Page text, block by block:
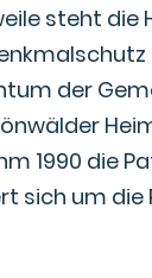
steht die
der
1990 die
sich um die